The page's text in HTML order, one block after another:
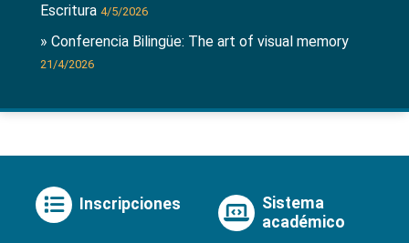
Escritura 4/5/2026
» Conferencia Bilingüe: The art of visual memory
21/4/2026
Inscripciones
Sistema
académico